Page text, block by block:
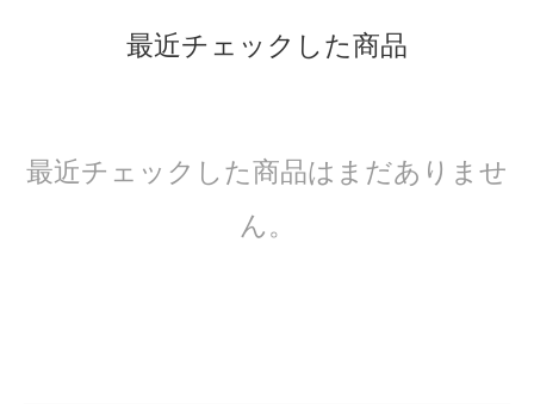
最近チェックした商品
最近チェックした商品はまだありませ
ん。